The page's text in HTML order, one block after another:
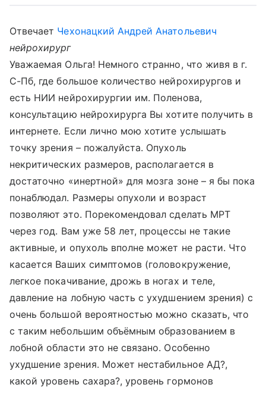
Отвечает Чехонацкий Андрей Анатольевич
нейрохирург
Уважаемая Ольга! Немного странно, что живя в г.
С-Пб, где большое количество нейрохирургов и
есть НИИ нейрохирургии им. Поленова,
консультацию нейрохирурга Вы хотите получить в
интернете. Если лично мою хотите услышать
точку зрения – пожалуйста. Опухоль
некритических размеров, располагается в
достаточно «инертной» для мозга зоне – я бы пока
понаблюдал. Размеры опухоли и возраст
позволяют это. Порекомендовал сделать МРТ
через год. Вам уже 58 лет, процессы не такие
активные, и опухоль вполне может не расти. Что
касается Ваших симптомов (головокружение,
легкое покачивание, дрожь в ногах и теле,
давление на лобную часть с ухудшением зрения) с
очень большой вероятностью можно сказать, что
с таким небольшим объёмным образованием в
лобной области это не связано. Особенно
ухудшение зрения. Может нестабильное АД?,
какой уровень сахара?, уровень гормонов